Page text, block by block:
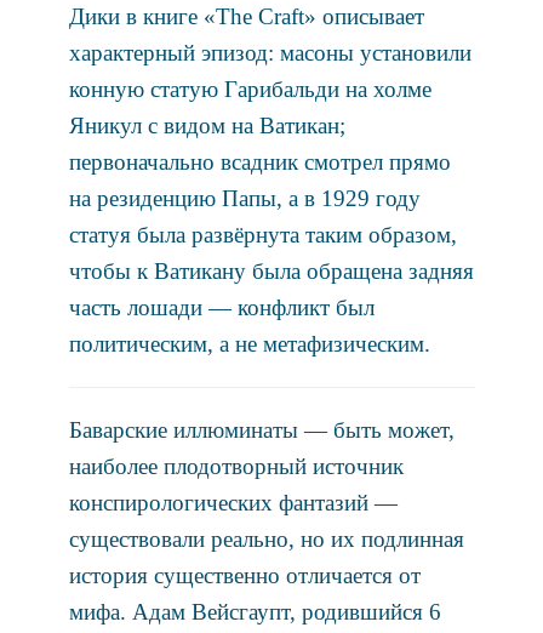
Дики в книге «The Craft» описывает
характерный эпизод: масоны установили
конную статую Гарибальди на холме
Яникул с видом на Ватикан;
первоначально всадник смотрел прямо
на резиденцию Папы, а в 1929 году
статуя была развёрнута таким образом,
чтобы к Ватикану была обращена задняя
часть лошади — конфликт был
политическим, а не метафизическим.
Баварские иллюминаты — быть может,
наиболее плодотворный источник
конспирологических фантазий —
существовали реально, но их подлинная
история существенно отличается от
мифа. Адам Вейсгаупт, родившийся 6